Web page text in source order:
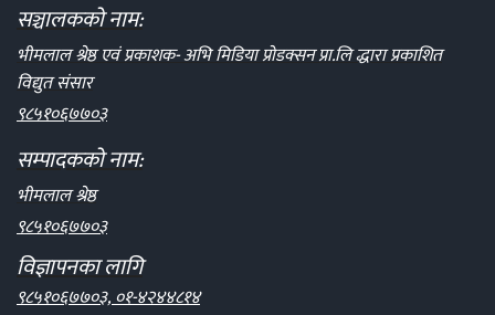
सञ्चालकको नाम:
भीमलाल श्रेष्ठ एवं प्रकाशक- अभि मिडिया प्रोडक्सन प्रा.लि द्धारा प्रकाशित
विद्युत संसार
९८५१०६७७०३
सम्पादकको नाम:
भीमलाल श्रेष्ठ
९८५१०६७७०३
विज्ञापनका लागि
९८५१०६७७०३, ०१-४२४४८१४